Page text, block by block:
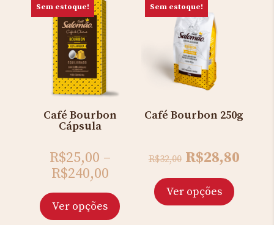
Sem estoque!
Café Bourbon
Cápsula
R$25,00 –
R$240,00
Ver opções
Sem estoque!
Café Bourbon 250g
R$32,00 Original
price
was:
R$32,00.
R$28,80
Ver opções